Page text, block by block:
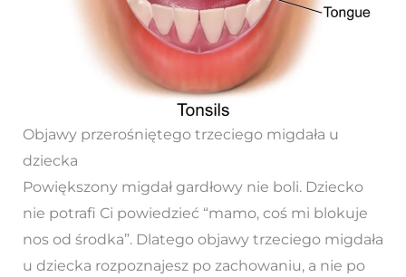
Objawy przerośniętego trzeciego migdała u
dziecka
Powiększony migdał gardłowy nie boli. Dziecko
nie potrafi Ci powiedzieć “mamo, coś mi blokuje
nos od środka”. Dlatego objawy trzeciego migdała
u dziecka rozpoznajesz po zachowaniu, a nie po